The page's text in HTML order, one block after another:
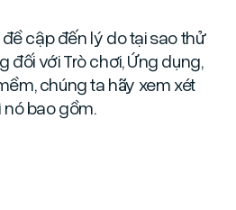
cập đến lý do tại sao thử
đối với Trò chơi, Ứng dụng,
chúng ta hãy xem xét
bao gồm.